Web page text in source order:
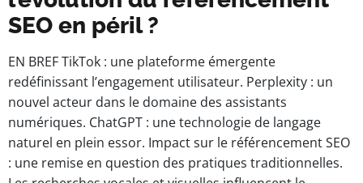
SEO en péril ?
EN BREF TikTok : une plateforme émergente
redéfinissant l’engagement utilisateur. Perplexity : un
nouvel acteur dans le domaine des assistants
numériques. ChatGPT : une technologie de langage
naturel en plein essor. Impact sur le référencement SEO
: une remise en question des pratiques traditionnelles.